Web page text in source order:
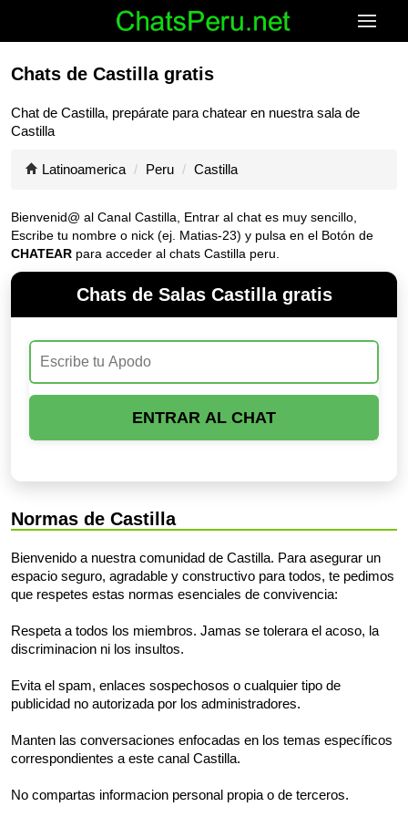
Chats de Castilla gratis
Chat de Castilla, prepárate para chatear en nuestra sala de
Castilla
Latinoamerica Peru Castilla
Bienvenid@ al Canal Castilla , Entrar al chat es muy sencillo,
Escribe tu nombre o nick (ej. Matias-23) y pulsa en el Botón de
CHATEAR para acceder al chats Castilla peru.
Chats de Salas Castilla gratis
ENTRAR AL CHAT
Normas de Castilla
Bienvenido a nuestra comunidad de Castilla. Para asegurar un
espacio seguro, agradable y constructivo para todos, te pedimos
que respetes estas normas esenciales de convivencia:
Respeta a todos los miembros. Jamas se tolerara el acoso, la
discriminacion ni los insultos.
Evita el spam, enlaces sospechosos o cualquier tipo de
publicidad no autorizada por los administradores.
Manten las conversaciones enfocadas en los temas específicos
correspondientes a este canal Castilla.
No compartas informacion personal propia o de terceros.